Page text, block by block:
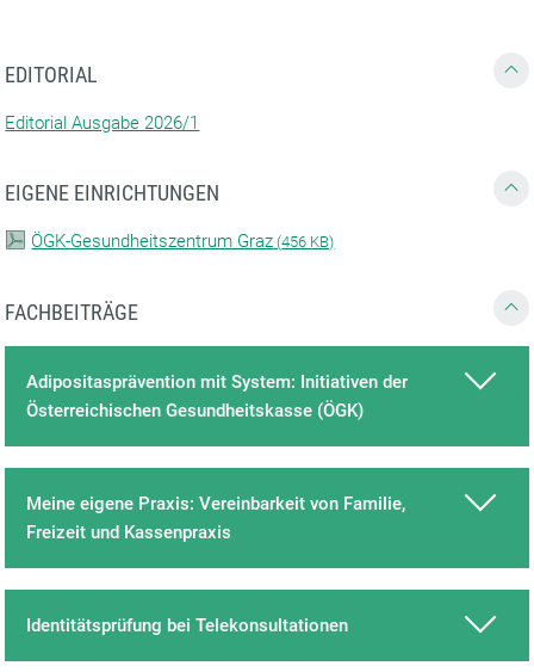
EDITORIAL
Editorial Ausgabe 2026/1
EIGENE EINRICHTUNGEN
ÖGK-Gesundheitszentrum Graz (456 KB)
FACHBEITRÄGE
Adipositasprävention mit System: Initiativen der
Österreichischen Gesundheitskasse (ÖGK)
Meine eigene Praxis: Vereinbarkeit von Familie,
Freizeit und Kassenpraxis
Identitätsprüfung bei Telekonsultationen